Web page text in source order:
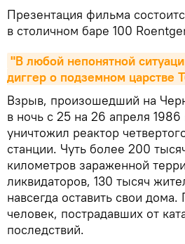
Презентация фильма
в столичном баре 100
"В любой непонятной
диггер о подземном царстве
Взрыв, произошедший на
в ночь с 25 на 26 апреля
уничтожил реактор
станции. Чуть более 200
километров зараженной
ликвидаторов, 130 тысяч
навсегда оставить свои
человек, пострадавших от
последствий.